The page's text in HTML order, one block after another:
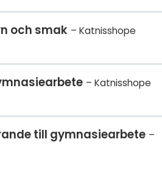
och smak Katnisshope
Katnisshope
till gymnasiearbete